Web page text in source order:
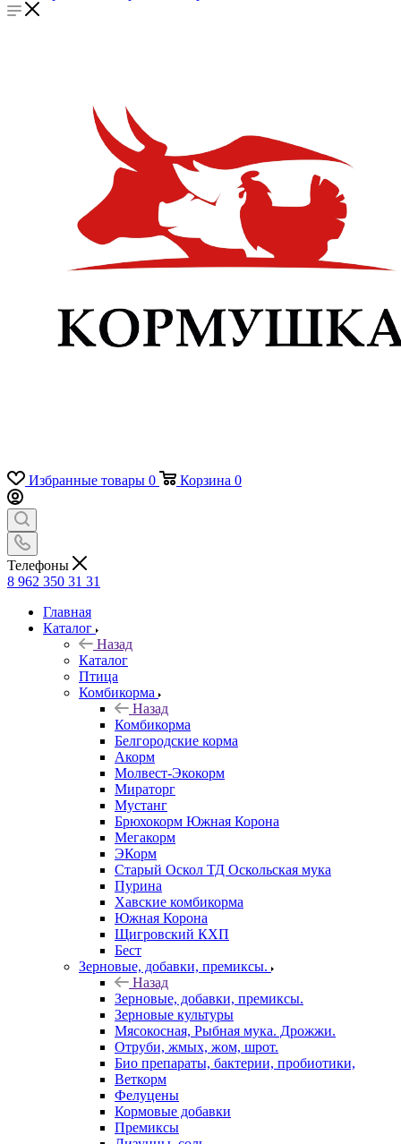
Избранные товары 0 Корзина 0
Телефоны
8 962 350 31 31
Главная
Каталог
Назад
Каталог
Птица
Комбикорма
Назад
Комбикорма
Белгородские корма
Акорм
Молвест-Экокорм
Мираторг
Мустанг
Брюхокорм Южная Корона
Мегакорм
ЭКорм
Старый Оскол ТД Оскольская мука
Пурина
Хавские комбикорма
Южная Корона
Щигровский КХП
Бест
Зерновые, добавки, премиксы.
Назад
Зерновые, добавки, премиксы.
Зерновые культуры
Мясокосная, Рыбная мука. Дрожжи.
Отруби, жмых, жом, шрот.
Био препараты, бактерии, пробиотики,
Веткорм
Фелуцены
Кормовые добавки
Премиксы